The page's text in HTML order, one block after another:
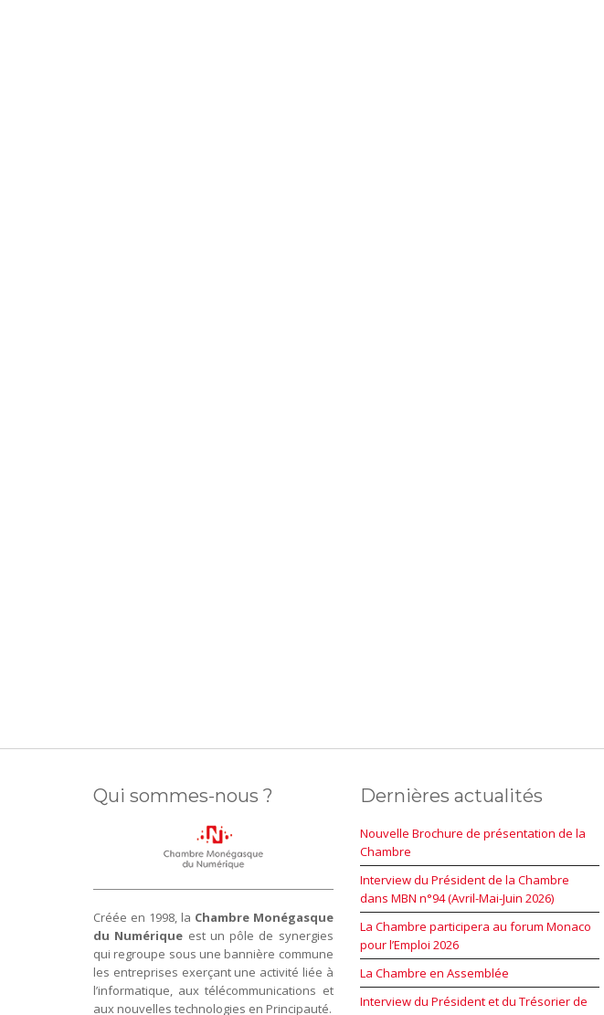
Qui sommes-nous ?
Créée en 1998, la Chambre Monégasque
du Numérique est un pôle de synergies
qui regroupe sous une bannière commune
les entreprises exerçant une activité liée à
l’informatique, aux télécommunications et
aux nouvelles technologies en Principauté.
Dernières actualités
Nouvelle Brochure de présentation de la
Chambre
Interview du Président de la Chambre
dans MBN n°94 (Avril-Mai-Juin 2026)
La Chambre participera au forum Monaco
pour l’Emploi 2026
La Chambre en Assemblée
Interview du Président et du Trésorier de